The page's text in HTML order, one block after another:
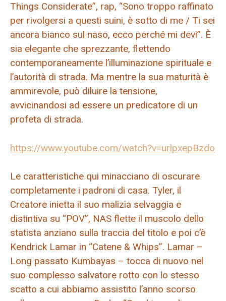
Things Considerate”, rap, “Sono troppo raffinato
per rivolgersi a questi suini, è sotto di me / Ti sei
ancora bianco sul naso, ecco perché mi devi”. È
sia elegante che sprezzante, flettendo
contemporaneamente l’illuminazione spirituale e
l’autorità di strada. Ma mentre la sua maturità è
ammirevole, può diluire la tensione,
avvicinandosi ad essere un predicatore di un
profeta di strada.
https://www.youtube.com/watch?v=urlpxepBzdo
Le caratteristiche qui minacciano di oscurare
completamente i padroni di casa. Tyler, il
Creatore inietta il suo malizia selvaggia e
distintiva su “POV”, NAS flette il muscolo dello
statista anziano sulla traccia del titolo e poi c’è
Kendrick Lamar in “Catene & Whips”. Lamar –
Long passato Kumbayas – tocca di nuovo nel
suo complesso salvatore rotto con lo stesso
scatto a cui abbiamo assistito l’anno scorso